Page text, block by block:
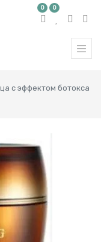
0 0
с эффектом ботокса